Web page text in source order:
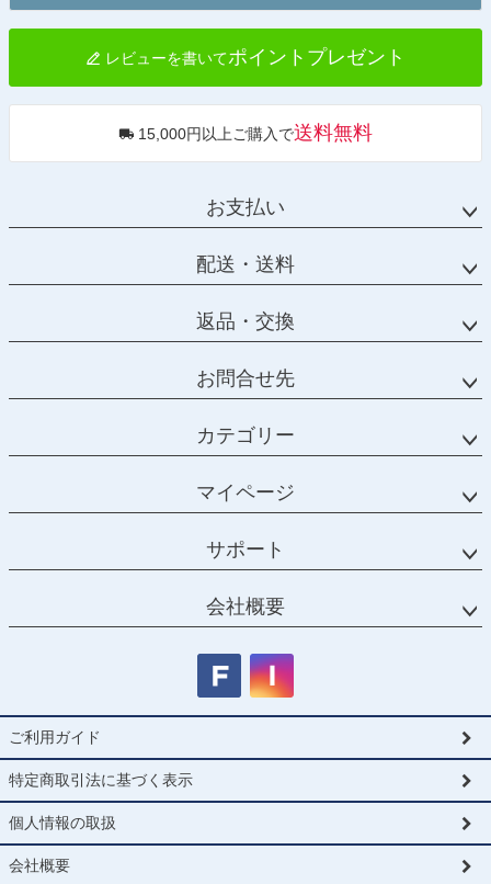
へ
レビューを書いてポイントプレゼント
15,000円以上ご購入で送料無料
お支払い
配送・送料
返品・交換
お問合せ先
カテゴリー
マイページ
サポート
会社概要
ご利用ガイド
特定商取引法に基づく表示
個人情報の取扱
会社概要